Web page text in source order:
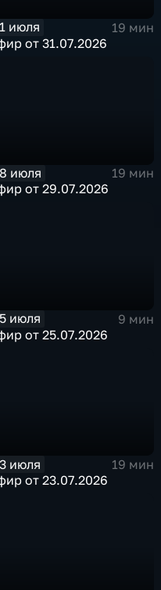
июля
19 мин
от 31.07.2026
июля
19 мин
от 29.07.2026
июля
9 мин
от 25.07.2026
июля
19 мин
от 23.07.2026